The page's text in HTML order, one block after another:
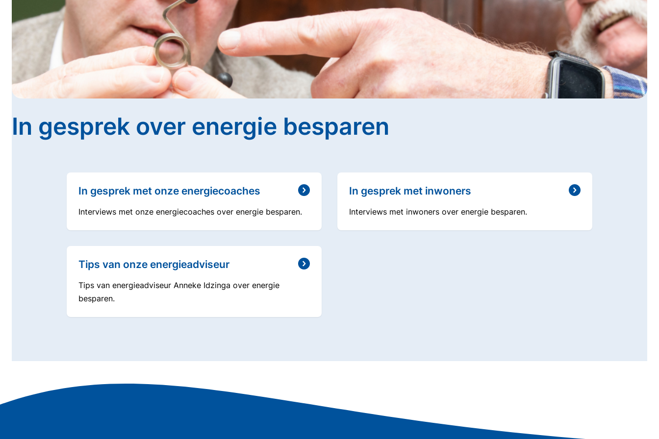
In gesprek over energie besparen
Onderwerpen
In gesprek met onze energiecoaches
Interviews met onze energiecoaches over energie besparen.
In gesprek met inwoners
Interviews met inwoners over energie besparen.
Tips van onze energieadviseur
Tips van energieadviseur Anneke Idzinga over energie
besparen.
l